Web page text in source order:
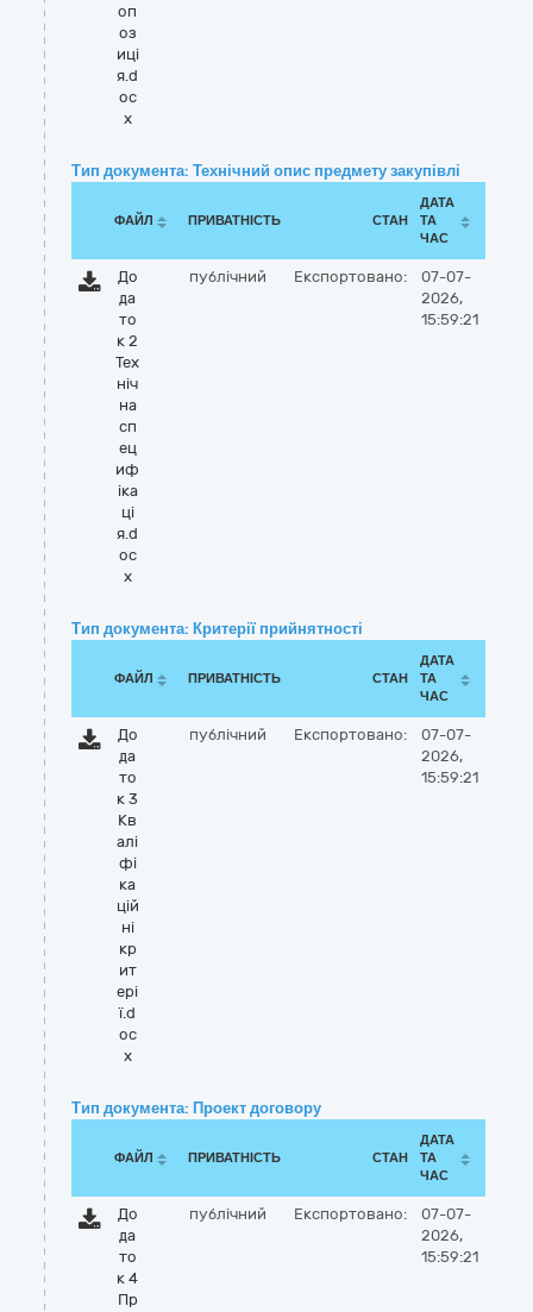
оп
оз
иці
я.d
oc
x
Тип документа: Технічний опис предмету закупівлі
ФАЙЛ ПРИВАТНІСТЬ СТАН
ДАТА
ТА
ЧАС
До
да
то
к 2
Тех
ніч
на
сп
ец
иф
іка
ці
я.d
oc
x
публічний Експортовано:
07-07-
2026,
15:59:21
Тип документа: Критерії прийнятності
ФАЙЛ ПРИВАТНІСТЬ СТАН
ДАТА
ТА
ЧАС
До
да
то
к 3
Кв
алі
фі
ка
цій
ні
кр
ит
ері
ї.d
oc
x
публічний Експортовано:
07-07-
2026,
15:59:21
Тип документа: Проект договору
ФАЙЛ ПРИВАТНІСТЬ СТАН
ДАТА
ТА
ЧАС
До
да
то
к 4
Пр
публічний Експортовано:
07-07-
2026,
15:59:21